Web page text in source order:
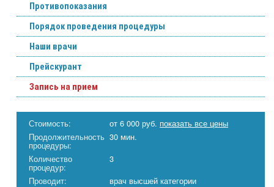
Противопоказания
Порядок проведения процедуры
Наши врачи
Прейскурант
Запись на прием
Стоимость: от 6 000 руб. показать все цены
Продолжительность
процедуры:
30 мин.
Количество
процедур:
3
Проводит:
врач высшей категории